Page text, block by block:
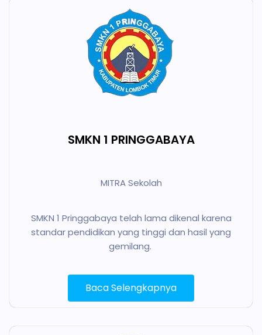
SMKN 1 PRINGGABAYA
MITRA Sekolah
SMKN 1 Pringgabaya telah lama dikenal karena
standar pendidikan yang tinggi dan hasil yang
gemilang.
Baca Selengkapnya